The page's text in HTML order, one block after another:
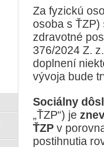
Za fyzickú
osoba s
zdravotné
376/2024 Z.
doplnení
vývoja bude
Sociálny
„ŤZP“) je
ŤZP v
postihnutia